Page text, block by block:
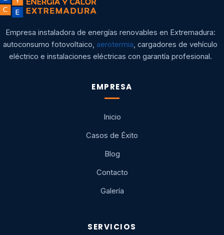
Empresa instaladora de energías renovables en Extremadura:
autoconsumo fotovoltaico,aerotermia , cargadores de vehículo
eléctrico e instalaciones eléctricas con garantía profesional.
EMPRESA
Inicio
Casos de Éxito
Blog
Contacto
Galería
SERVICIOS